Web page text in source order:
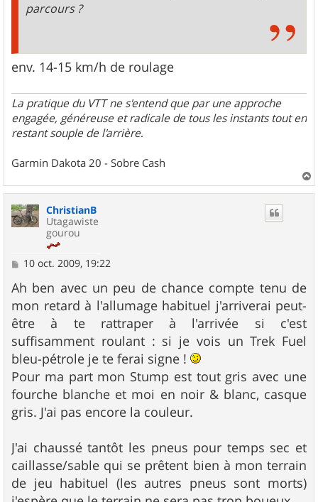
parcours ?
env. 14-15 km/h de roulage
La pratique du VTT ne s'entend que par une approche
engagée, généreuse et radicale de tous les instants tout en
restant souple de l'arrière.
Garmin Dakota 20 - Sobre Cash
a
ChristianB
Utagawiste
gourou
M
s
s
a
g
e
10 oct. 2009, 19:22
Ah ben avec un peu de chance compte tenu de
mon retard à l'allumage habituel j'arriverai peut-
être à te rattraper à l'arrivée si c'est
suffisamment roulant : si je vois un Trek Fuel
bleu-pétrole je te ferai signe !
Pour ma part mon Stump est tout gris avec une
fourche blanche et moi en noir & blanc, casque
gris. J'ai pas encore la couleur.
J'ai chaussé tantôt les pneus pour temps sec et
caillasse/sable qui se prêtent bien à mon terrain
de jeu habituel (les autres pneus sont morts)